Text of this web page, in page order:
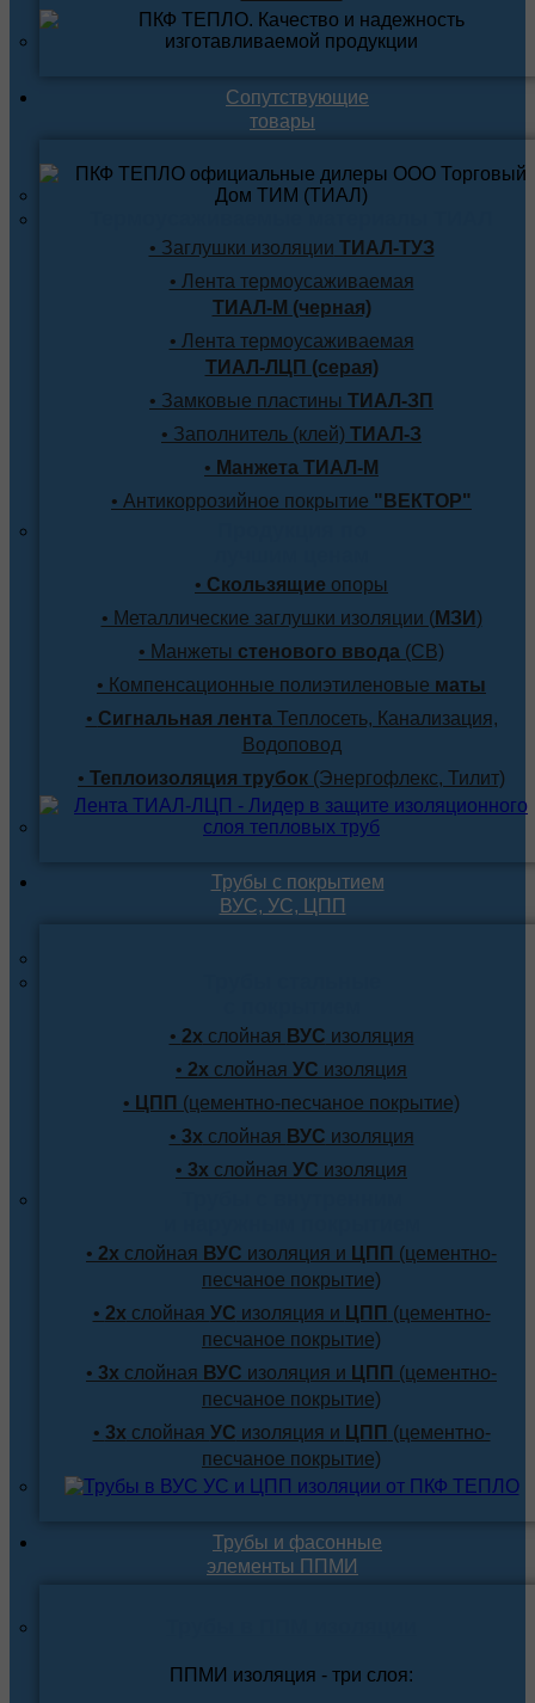
Сопутствующие
товары
• Заглушки изоляции ТИАЛ-ТУЗ
• Лента термоусаживаемая
ТИАЛ-М (черная)
• Лента термоусаживаемая
ТИАЛ-ЛЦП (серая)
• Замковые пластины ТИАЛ-ЗП
• Заполнитель (клей) ТИАЛ-З
• Манжета ТИАЛ-М
• Антикоррозийное покрытие "ВЕКТОР"
• Скользящие опоры
• Металлические заглушки изоляции (МЗИ )
• Манжеты стенового ввода (СВ)
• Компенсационные полиэтиленовые маты
• Сигнальная лентаТеплосеть, Канализация,
Водоповод
• Теплоизоляция трубок (Энергофлекс, Тилит)
Трубы с покрытием
ВУС, УС, ЦПП
• 2х слойная ВУС изоляция
• 2х слойная УС изоляция
• ЦПП (цементно-песчаное покрытие)
• 3х слойная ВУС изоляция
• 3х слойная УС изоляция
• 2х слойная ВУС изоляция и ЦПП (цементно-
песчаное покрытие)
• 2х слойная УС изоляция и ЦПП (цементно-
песчаное покрытие)
• 3х слойная ВУС изоляция и ЦПП (цементно-
песчаное покрытие)
• 3х слойная УС изоляция и ЦПП (цементно-
песчаное покрытие)
Трубы и фасонные
элементы ППМИ
ППМИ изоляция - три слоя: